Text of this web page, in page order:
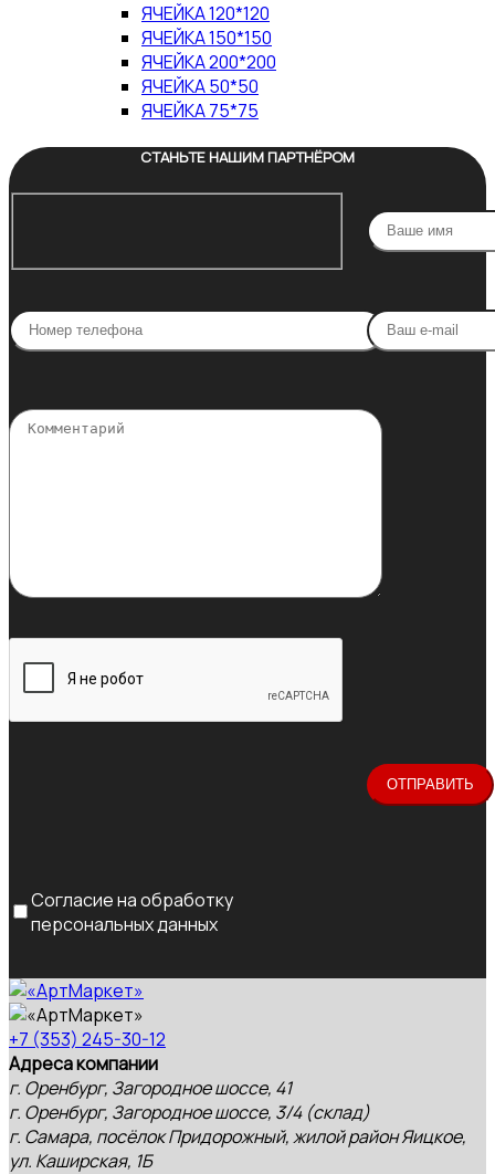
ЯЧЕЙКА 120*120
ЯЧЕЙКА 150*150
ЯЧЕЙКА 200*200
ЯЧЕЙКА 50*50
ЯЧЕЙКА 75*75
СТАНЬТЕ НАШИМ ПАРТНЁРОМ
Согласие на обработку
персональных данных
+7 (353) 245-30-12
Адреса компании
г. Оренбург, Загородное шоссе, 41
г. Оренбург, Загородное шоссе, 3/4 (склад)
г. Самара, посёлок Придорожный, жилой район Яицкое,
ул. Каширская, 1Б